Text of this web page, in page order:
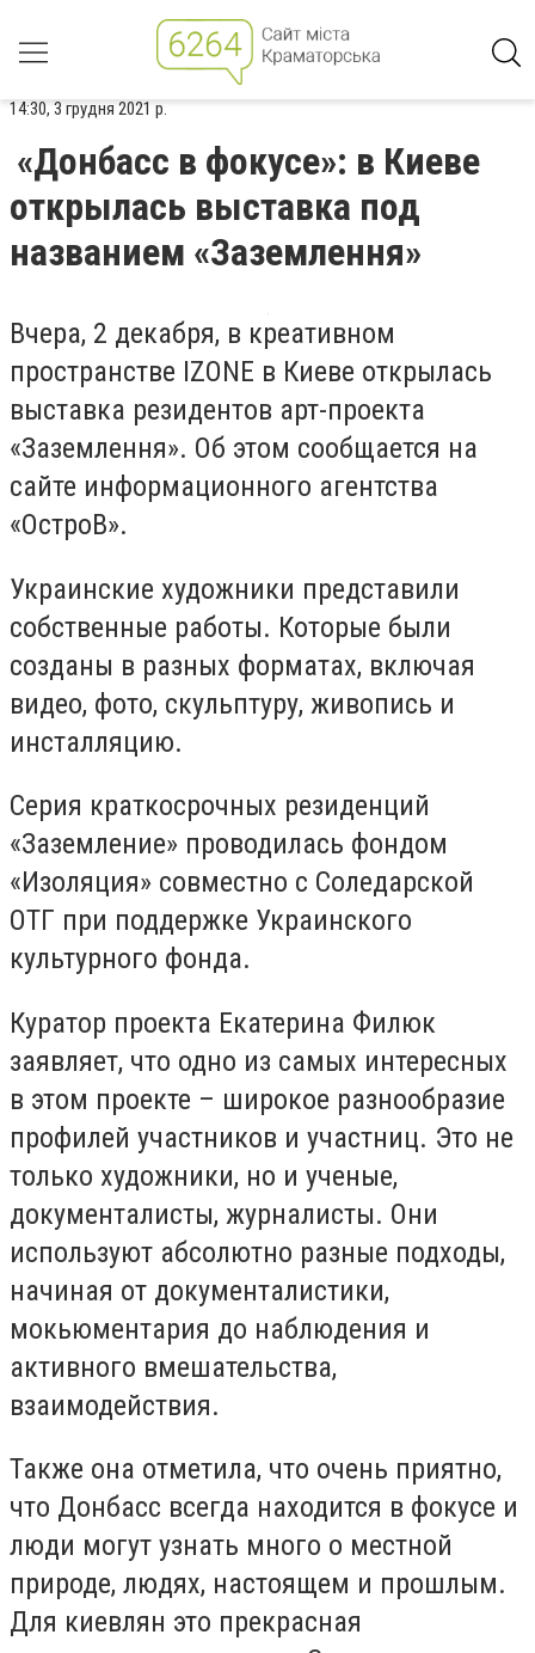
14:30, 3 грудня 2021 р.
«Донбасс в фокусе»: в Киеве
открылась выставка под
названием «Заземлення»
Вчера, 2 декабря, в креативном
пространстве IZONE в Киеве открылась
выставка резидентов арт-проекта
«Заземлення». Об этом сообщается на
сайте информационного агентства
«ОстроВ».
Украинские художники представили
собственные работы. Которые были
созданы в разных форматах, включая
видео, фото, скульптуру, живопись и
инсталляцию.
Серия краткосрочных резиденций
«Заземление» проводилась фондом
«Изоляция» совместно с Соледарской
ОТГ при поддержке Украинского
культурного фонда.
Куратор проекта Екатерина Филюк
заявляет, что одно из самых интересных
в этом проекте – широкое разнообразие
профилей участников и участниц. Это не
только художники, но и ученые,
документалисты, журналисты. Они
используют абсолютно разные подходы,
начиная от документалистики,
мокьюментария до наблюдения и
активного вмешательства,
взаимодействия.
Также она отметила, что очень приятно,
что Донбасс всегда находится в фокусе и
люди могут узнать много о местной
природе, людях, настоящем и прошлым.
Для киевлян это прекрасная